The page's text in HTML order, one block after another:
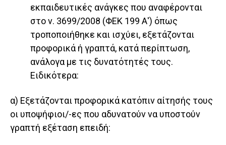
εκπαιδευτικές ανάγκες που αναφέρονται
στο ν. 3699/2008 (ΦΕΚ 199 Α') όπως
τροποποιήθηκε και ισχύει, εξετάζονται
προφορικά ή γραπτά, κατά περίπτωση,
ανάλογα με τις δυνατότητές τους.
Ειδικότερα:
α) Εξετάζονται προφορικά κατόπιν αίτησής τους
οι υποψήφιοι/-ες που αδυνατούν να υποστούν
γραπτή εξέταση επειδή: